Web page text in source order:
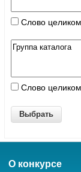
Слово целиком
Слово целиком
О конкурсе